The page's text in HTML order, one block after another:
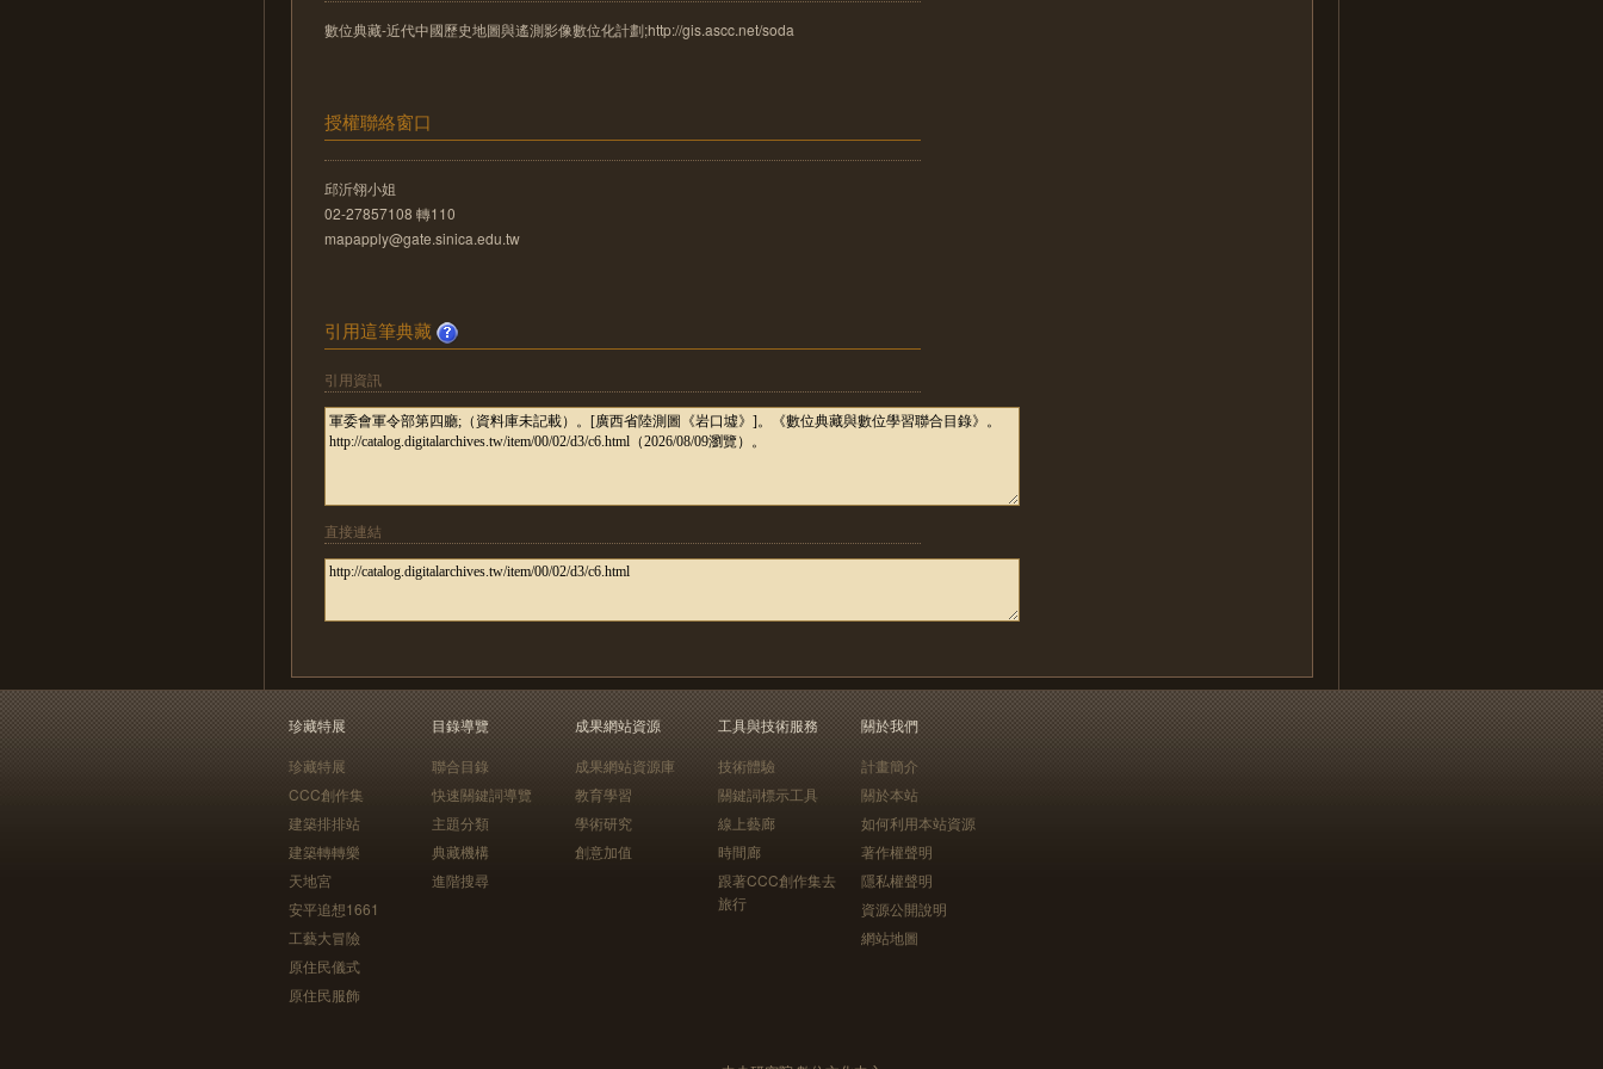
數位典藏-近代中國歷史地圖與遙測影像數位化計劃;http://gis.ascc.net/soda
授權聯絡窗口
邱沂翎小姐
02-27857108 轉110
mapapply@gate.sinica.edu.tw
引用這筆典藏
引用資訊
直接連結
珍藏特展
珍藏特展
CCC創作集
建築排排站
建築轉轉樂
天地宮
安平追想1661
工藝大冒險
原住民儀式
原住民服飾
目錄導覽
聯合目錄
快速關鍵詞導覽
主題分類
典藏機構
進階搜尋
成果網站資源
成果網站資源庫
教育學習
學術研究
創意加值
工具與技術服務
技術體驗
關鍵詞標示工具
線上藝廊
時間廊
跟著CCC創作集去
旅行
關於我們
計畫簡介
關於本站
如何利用本站資源
著作權聲明
隱私權聲明
資源公開說明
網站地圖